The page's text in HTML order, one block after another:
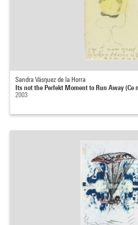
Sandra Vásquez de la Horra
Its not the Perfekt Moment to Run Away (Ce
2003